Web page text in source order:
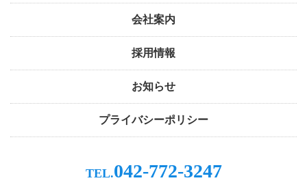
会社案内
採用情報
お知らせ
プライバシーポリシー
TEL.042-772-3247